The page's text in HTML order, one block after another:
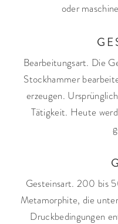
oder
Bearbeitungsart. Die
Stockhammer
erzeugen.
Tätigkeit. Heute
Gesteinsart. 200 bis
Metamorphite, die
Druckbedingungen